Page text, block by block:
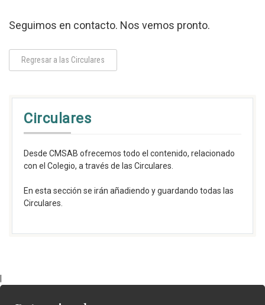
Seguimos en contacto. Nos vemos pronto.
Regresar a las Circulares
Circulares
Desde CMSAB ofrecemos todo el contenido, relacionado
con el Colegio, a través de las Circulares.
En esta sección se irán añadiendo y guardando todas las
Circulares.